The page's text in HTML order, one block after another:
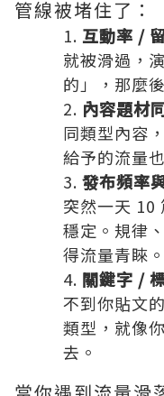
管線被堵住了：
互動率 /
就被滑過，
的」，那麼
內容題材
同類型內容，
給予的流量
發布頻率
突然一天 10
穩定。規律
得流量青睞。
關鍵字 /
不到你貼文
類型，就像
去。